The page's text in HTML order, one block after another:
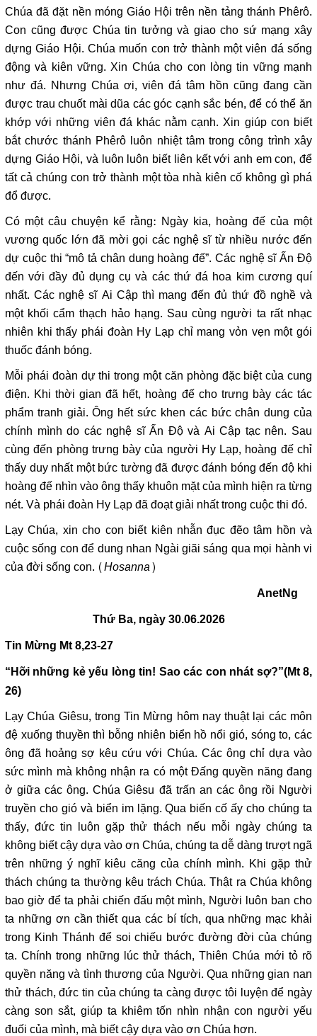
Chúa đã đặt nền móng Giáo Hội trên nền tảng thánh Phêrô.
Con cũng được Chúa tin tưởng và giao cho sứ mạng xây
dựng Giáo Hội. Chúa muốn con trở thành một viên đá sống
động và kiên vững. Xin Chúa cho con lòng tin vững mạnh
như đá. Nhưng Chúa ơi, viên đá tâm hồn cũng đang cần
được trau chuốt mài dũa các góc cạnh sắc bén, để có thể ăn
khớp với những viên đá khác nằm cạnh. Xin giúp con biết
bắt chước thánh Phêrô luôn nhiệt tâm trong công trình xây
dựng Giáo Hội, và luôn luôn biết liên kết với anh em con, để
tất cả chúng con trở thành một tòa nhà kiên cố không gì phá
đổ được.
Có một câu chuyện kể rằng: Ngày kia, hoàng đế của một
vương quốc lớn đã mời gọi các nghệ sĩ từ nhiều nước đến
dự cuộc thi “mô tả chân dung hoàng đế”. Các nghệ sĩ Ấn Độ
đến với đầy đủ dụng cụ và các thứ đá hoa kim cương quí
nhất. Các nghệ sĩ Ai Cập thì mang đến đủ thứ đồ nghề và
một khối cẩm thạch hảo hạng. Sau cùng người ta rất nhạc
nhiên khi thấy phái đoàn Hy Lạp chỉ mang vỏn vẹn một gói
thuốc đánh bóng.
Mỗi phái đoàn dự thi trong một căn phòng đặc biệt của cung
điện. Khi thời gian đã hết, hoàng đế cho trưng bày các tác
phẩm tranh giải. Ông hết sức khen các bức chân dung của
chính mình do các nghệ sĩ Ấn Độ và Ai Cập tạc nên. Sau
cùng đến phòng trưng bày của người Hy Lạp, hoàng đế chỉ
thấy duy nhất một bức tường đã được đánh bóng đến độ khi
hoàng đế nhìn vào ông thấy khuôn mặt của mình hiện ra từng
nét. Và phái đoàn Hy Lạp đã đoạt giải nhất trong cuộc thi đó.
Lạy Chúa, xin cho con biết kiên nhẫn đục đẽo tâm hồn và
cuộc sống con để dung nhan Ngài giãi sáng qua mọi hành vi
của đời sống con. (Hosanna)
AnetNg
Thứ Ba, ngày 30.06.2026
Tin Mừng Mt 8,23-27
“Hỡi những kẻ yếu lòng tin! Sao các con nhát sợ?”(Mt 8,
26)
Lạy Chúa Giêsu, trong Tin Mừng hôm nay thuật lại các môn
đệ xuống thuyền thì bỗng nhiên biển hồ nổi gió, sóng to, các
ông đã hoảng sợ kêu cứu với Chúa. Các ông chỉ dựa vào
sức mình mà không nhận ra có một Đấng quyền năng đang
ở giữa các ông. Chúa Giêsu đã trấn an các ông rồi Người
truyền cho gió và biển im lặng. Qua biến cố ấy cho chúng ta
thấy, đức tin luôn gặp thử thách nếu mỗi ngày chúng ta
không biết cậy dựa vào ơn Chúa, chúng ta dễ dàng trượt ngã
trên những ý nghĩ kiêu căng của chính mình. Khi gặp thử
thách chúng ta thường kêu trách Chúa. Thật ra Chúa không
bao giờ để ta phải chiến đấu một mình, Người luôn ban cho
ta những ơn cần thiết qua các bí tích, qua những mạc khải
trong Kinh Thánh để soi chiếu bước đường đời của chúng
ta. Chính trong những lúc thử thách, Thiên Chúa mới tỏ rõ
quyền năng và tình thương của Người. Qua những gian nan
thử thách, đức tin của chúng ta càng được tôi luyện để ngày
càng son sắt, giúp ta khiêm tốn nhìn nhận con người yếu
đuối của mình, mà biết cậy dựa vào ơn Chúa hơn.